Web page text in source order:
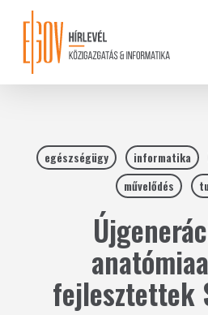
content
egészségügy informatika
művelődés
fejlesztettek